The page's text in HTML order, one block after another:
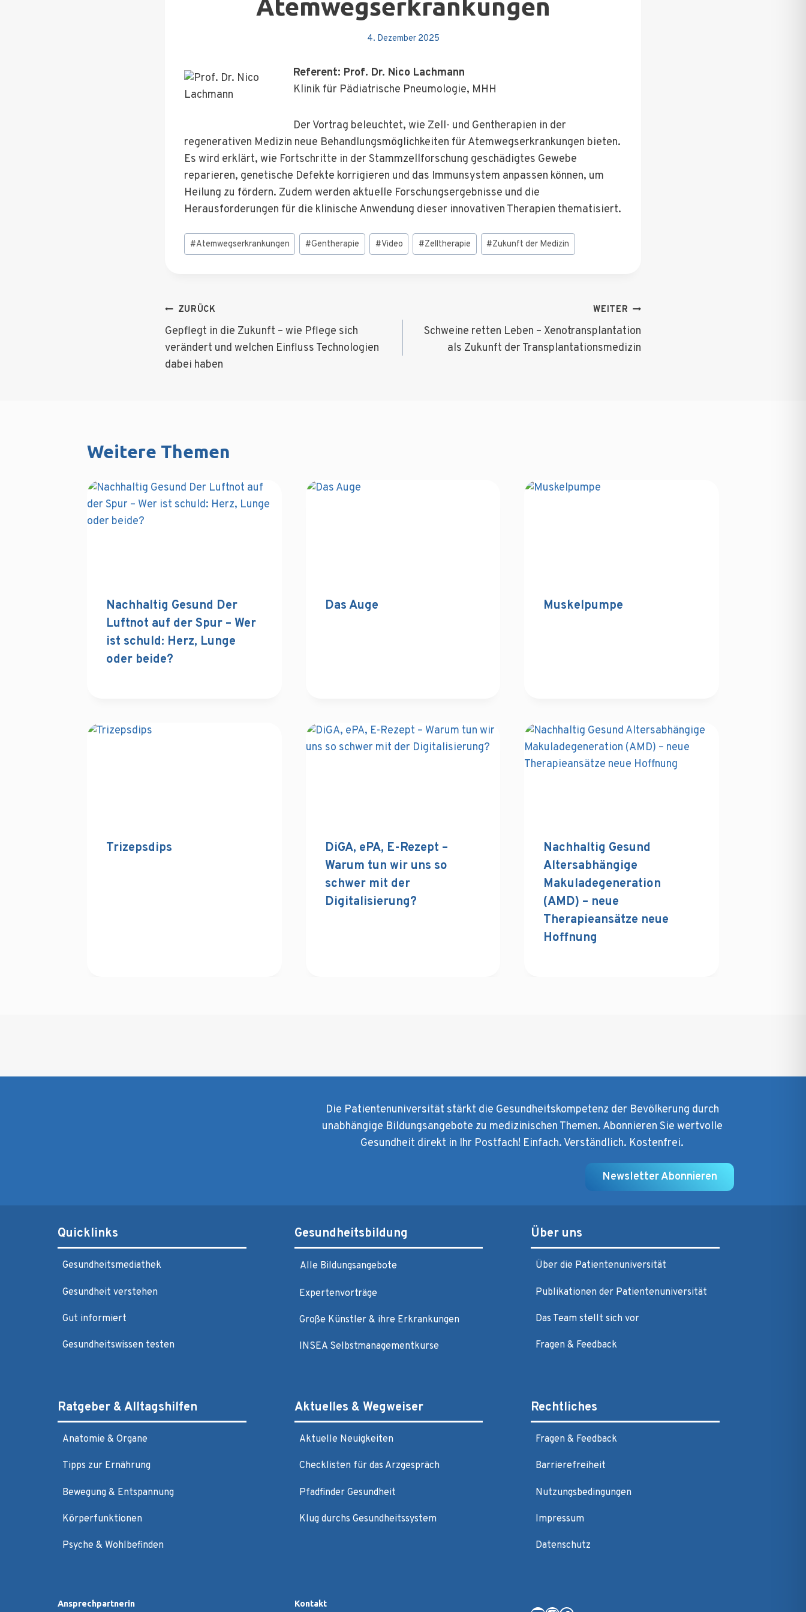
Atemwegserkrankungen
4. Dezember 2025
Referent: Prof. Dr. Nico Lachmann
Klinik für Pädiatrische Pneumologie, MHH
Der Vortrag beleuchtet, wie Zell- und Gentherapien in der
regenerativen Medizin neue Behandlungsmöglichkeiten für Atemwegserkrankungen bieten.
Es wird erklärt, wie Fortschritte in der Stammzellforschung geschädigtes Gewebe
reparieren, genetische Defekte korrigieren und das Immunsystem anpassen können, um
Heilung zu fördern. Zudem werden aktuelle Forschungsergebnisse und die
Herausforderungen für die klinische Anwendung dieser innovativen Therapien thematisiert.
Schlagworte:
#Atemwegserkrankungen #Gentherapie #Video #Zelltherapie #Zukunft der Medizin
Beitragsnavigation
ZURÜCK
Gepflegt in die Zukunft – wie Pflege sich
verändert und welchen Einfluss Technologien
dabei haben
WEITER
Schweine retten Leben – Xenotransplantation
als Zukunft der Transplantationsmedizin
Weitere Themen
Nachhaltig Gesund Der
Luftnot auf der Spur – Wer
ist schuld: Herz, Lunge
oder beide?
Das Auge Muskelpumpe
Trizepsdips
DiGA, ePA, E-Rezept –
Warum tun wir uns so
schwer mit der
Digitalisierung?
Nachhaltig Gesund
Altersabhängige
Makuladegeneration
(AMD) – neue
Therapieansätze neue
Hoffnung
Die Patientenuniversität stärkt die Gesundheitskompetenz der Bevölkerung durch
unabhängige Bildungsangebote zu medizinischen Themen. Abonnieren Sie wertvolle
Gesundheit direkt in Ihr Postfach! Einfach. Verständlich. Kostenfrei.
Newsletter Abonnieren
Quicklinks
Gesundheitsmediathek
Gesundheit verstehen
Gut informiert
Gesundheitswissen testen
Gesundheitsbildung
Alle Bildungsangebote
Expertenvorträge
Große Künstler & ihre Erkrankungen
INSEA Selbstmanagementkurse
Über uns
Über die Patientenuniversität
Publikationen der Patientenuniversität
Das Team stellt sich vor
Fragen & Feedback
Ratgeber & Alltagshilfen
Anatomie & Organe
Tipps zur Ernährung
Bewegung & Entspannung
Körperfunktionen
Psyche & Wohlbefinden
Aktuelles & Wegweiser
Aktuelle Neuigkeiten
Checklisten für das Arzgespräch
Pfadfinder Gesundheit
Klug durchs Gesundheitssystem
Rechtliches
Fragen & Feedback
Barrierefreiheit
Nutzungsbedingungen
Impressum
Datenschutz
Ansprechpartnerin Kontakt